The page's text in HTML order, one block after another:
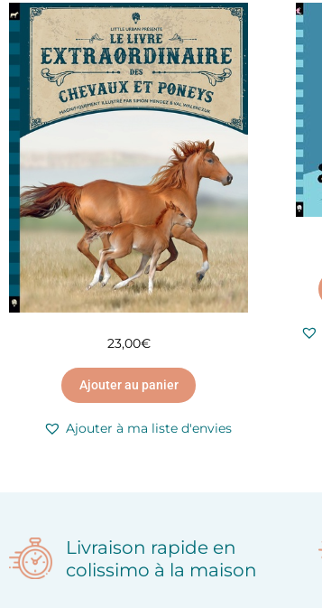
23,00€
Ajouter au panier
Ajouter à ma liste d'envies
Livraison rapide en
colissimo à la maison